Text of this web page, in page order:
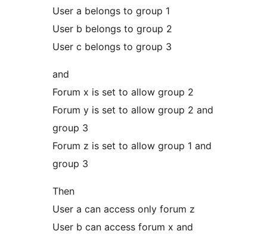
User a belongs to group 1
User b belongs to group 2
User c belongs to group 3
and
Forum x is set to allow group 2
Forum y is set to allow group 2 and
group 3
Forum z is set to allow group 1 and
group 3
Then
User a can access only forum z
User b can access forum x and